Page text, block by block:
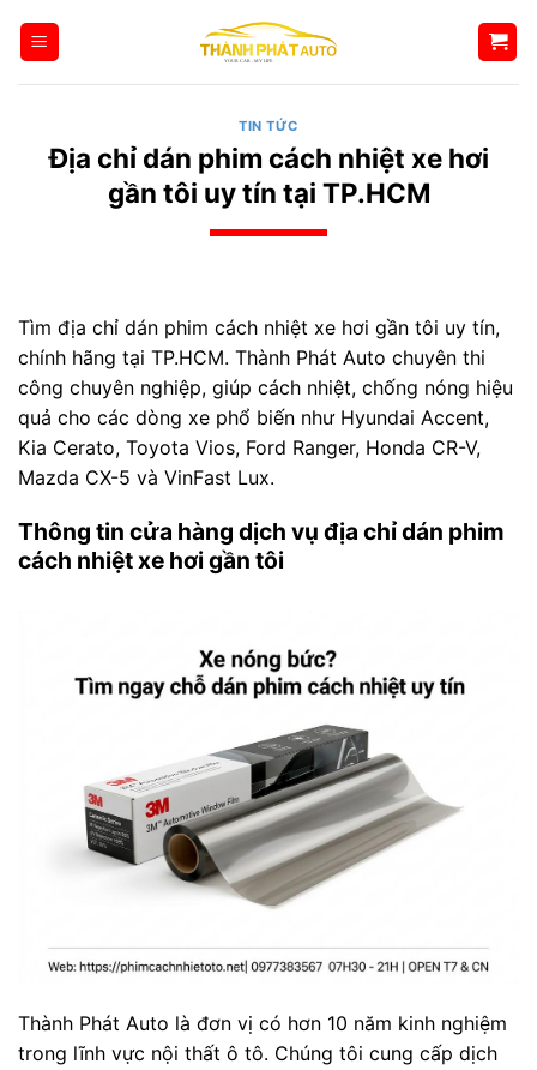
qua
TIN TỨC
Địa chỉ dán phim cách nhiệt xe hơi
gần tôi uy tín tại TP.HCM
Tìm địa chỉ dán phim cách nhiệt xe hơi gần tôi uy tín,
chính hãng tại TP.HCM. Thành Phát Auto chuyên thi
công chuyên nghiệp, giúp cách nhiệt, chống nóng hiệu
quả cho các dòng xe phổ biến như Hyundai Accent,
Kia Cerato, Toyota Vios, Ford Ranger, Honda CR-V,
Mazda CX-5 và VinFast Lux.
Thông tin cửa hàng dịch vụ địa chỉ dán phim
cách nhiệt xe hơi gần tôi
Thành Phát Auto là đơn vị có hơn 10 năm kinh nghiệm
trong lĩnh vực nội thất ô tô. Chúng tôi cung cấp dịch